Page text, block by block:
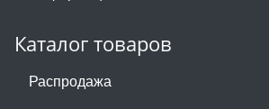
Каталог товаров
Распродажа